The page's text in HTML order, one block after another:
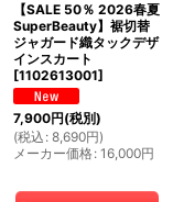
【SALE 50％ 2026春夏
SuperBeauty】裾切替
ジャガード織タックデザ
インスカート
[1102613001]
7,900円(税別)
(税込 : 8,690円)
メーカー価格: 16,000円